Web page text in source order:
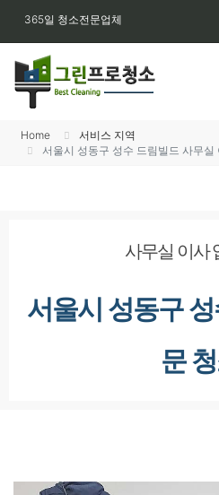
365일 청소전문업체
Home
서비스 지역
서울시 성동구 성수 드림빌드 사무실
사무실 이사
서울시 성동구
문